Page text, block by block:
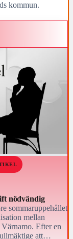
kommun.
nödvändig
sommaruppehållet
mellan
Efter en
att